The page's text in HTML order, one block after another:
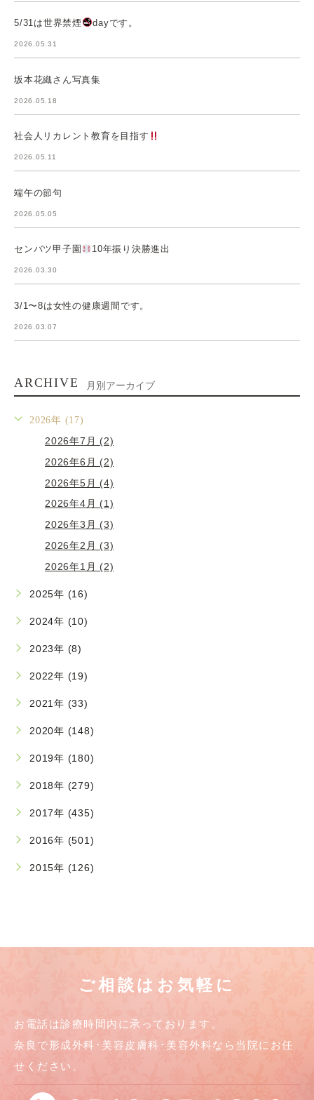
5/31は世界禁煙 dayです。
2026.05.31
坂本花織さん写真集
2026.05.18
社会人リカレント教育を目指す
2026.05.11
端午の節句
2026.05.05
センバツ甲子園 10年振り決勝進出
2026.03.30
3/1〜8は女性の健康週間です。
2026.03.07
ARCHIVE 月別アーカイブ
2026年 (17)
2026年7月 (2)
2026年6月 (2)
2026年5月 (4)
2026年4月 (1)
2026年3月 (3)
2026年2月 (3)
2026年1月 (2)
2025年 (16)
2024年 (10)
2023年 (8)
2022年 (19)
2021年 (33)
2020年 (148)
2019年 (180)
2018年 (279)
2017年 (435)
2016年 (501)
2015年 (126)
ご相談はお気軽に
お電話は診療時間内に承っております。
奈良で形成外科･美容皮膚科･美容外科なら当院にお任
せください。